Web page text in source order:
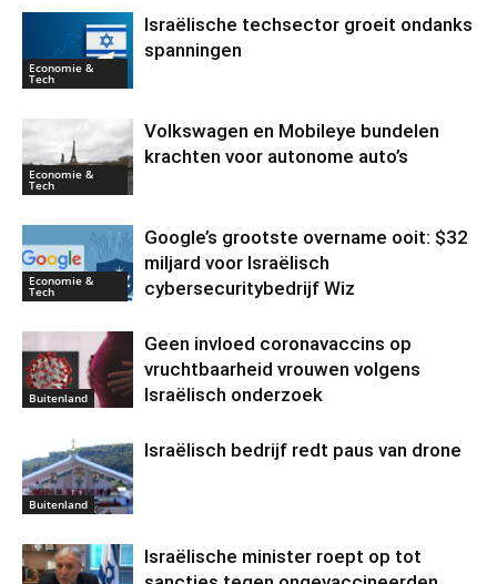
Economie &
Tech
Israëlische techsector groeit ondanks
spanningen
Economie &
Tech
Volkswagen en Mobileye bundelen
krachten voor autonome auto’s
Economie &
Tech
Google’s grootste overname ooit: $32
miljard voor Israëlisch
cybersecuritybedrijf Wiz
Buitenland
Geen invloed coronavaccins op
vruchtbaarheid vrouwen volgens
Israëlisch onderzoek
Buitenland
Israëlisch bedrijf redt paus van drone
Israëlische minister roept op tot